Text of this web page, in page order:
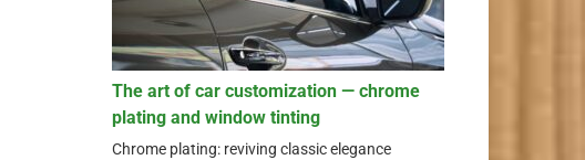
The art of car customization — chrome
plating and window tinting
Chrome plating: reviving classic elegance